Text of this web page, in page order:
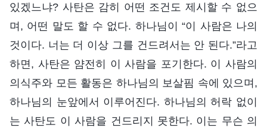
있겠느냐? 사탄은 감히 어떤 조건도 제시할 수 없으
며, 어떤 말도 할 수 없다. 하나님이 “이 사람은 나의
것이다. 너는 더 이상 그를 건드려서는 안 된다.”라고
하면, 사탄은 얌전히 이 사람을 포기한다. 이 사람의
의식주와 모든 활동은 하나님의 보살핌 속에 있으며,
하나님의 눈앞에서 이루어진다. 하나님의 허락 없이
는 사탄도 이 사람을 건드리지 못한다. 이는 무슨 의